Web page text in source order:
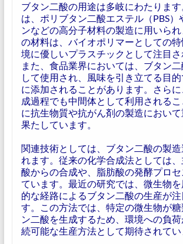
ブタン二酸の用途は多岐にわたりま
は、ポリブタン二酸エステル（PBS）
ンなどの高分子材料の製造に用いら
の材料は、バイオポリマーとしての
境に優しいプラスチックとして注目さ
また、食品業界においては、ブタン
して使用され、風味を引き立てる目
に添加されることがあります。さら
成過程でも中間体として利用される
に抗生物質や抗がん剤の製造におい
果たしています。
関連技術としては、ブタン二酸の製
れます。従来の化学合成法としては
酸からの合成や、脂肪酸の発酵プロ
ています。最近の研究では、微生物
的な経路によるブタン二酸の生産が注
す。この方法では、特定の微生物が
ン二酸を生成するため、環境への負
続可能な生産方法として期待されてい